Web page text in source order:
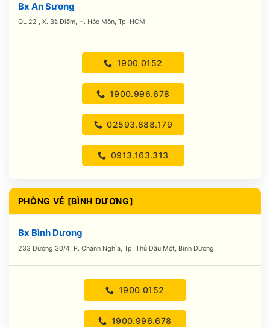
Bx An Sương
QL 22 , X. Bà Điểm, H. Hóc Môn, Tp. HCM
1900 0152
1900.996.678
02593.888.179
0913.163.313
PHÒNG VÉ [BÌNH DƯƠNG]
Bx Bình Dương
233 Đường 30/4, P. Chánh Nghĩa, Tp. Thủ Dầu Một, Bình Dương
1900 0152
1900.996.678